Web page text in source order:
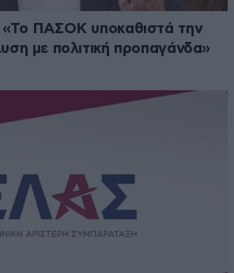
ΠΑΣΟΚ υποκαθιστά την
με πολιτική προπαγάνδα»